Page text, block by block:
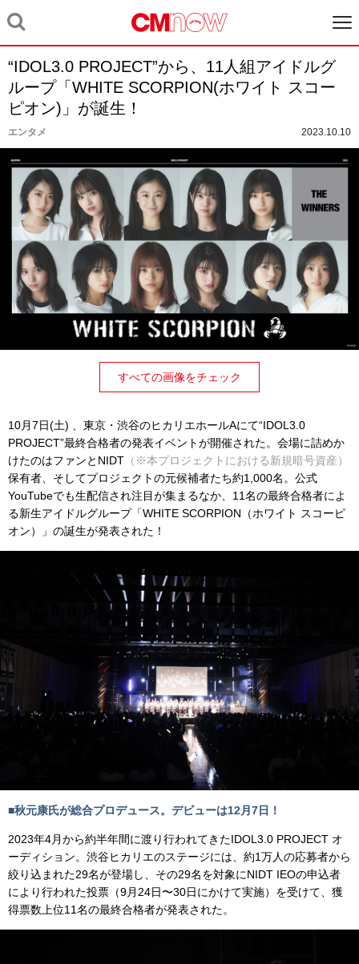
“IDOL3.0 PROJECT”から、11人組アイドルグ
ループ「WHITE SCORPION(ホワイト スコー
ピオン)」が誕生！
エンタメ 2023.10.10
すべての画像をチェック
10月7日(土) 、東京・渋谷のヒカリエホールAにて“IDOL3.0
PROJECT”最終合格者の発表イベントが開催された。会場に詰めか
けたのはファンとNIDT （※本プロジェクトにおける新規暗号資産）
保有者、そしてプロジェクトの元候補者たち約1,000名。公式
YouTubeでも生配信され注目が集まるなか、11名の最終合格者によ
る新生アイドルグループ「WHITE SCORPION（ホワイト スコーピ
オン）」の誕生が発表された！
■秋元康氏が総合プロデュース。デビューは12月7日！
2023年4月から約半年間に渡り行われてきたIDOL3.0 PROJECT オ
ーディション。渋谷ヒカリエのステージには、約1万人の応募者から
絞り込まれた29名が登場し、その29名を対象にNIDT IEOの申込者
により行われた投票（9月24日〜30日にかけて実施）を受けて、獲
得票数上位11名の最終合格者が発表された。